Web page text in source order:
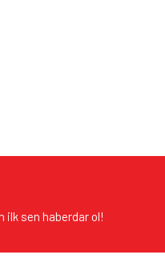
bozuk veya görüntülenemiyor.
bulunuyor.
ilk sen haberdar ol!